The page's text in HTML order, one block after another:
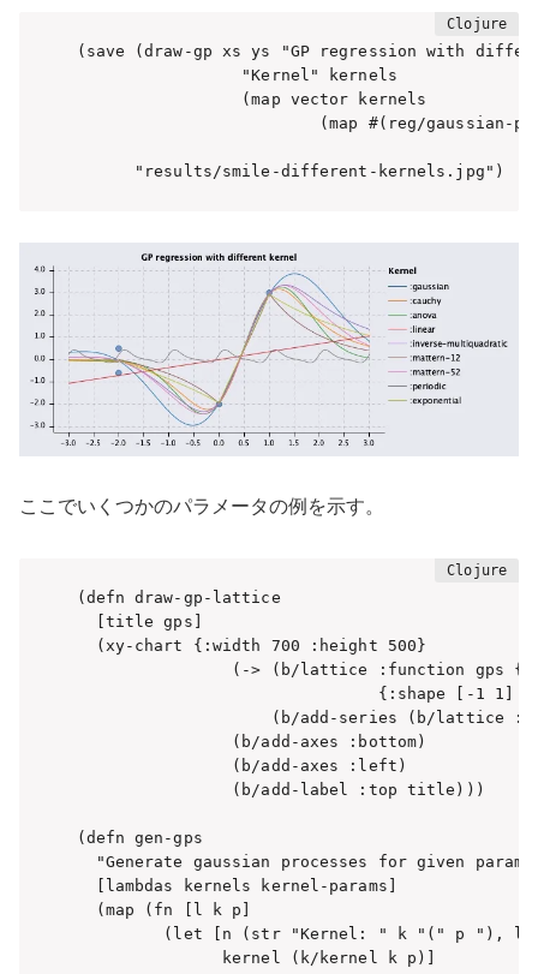
(save (draw-gp xs ys "GP regression with
                 "Kernel" kernels
                 (map vector kernels
(map #(reg/gaussian-
      "results/smile-different-kernels.jpg")
ここでいくつかのパラメータの例を示す。
(defn draw-gp-lattice
  [title gps]
  (xy-chart {:width 700 :height 500}
(-> (b/lattice :function gps
{:shape [-1 1]
(b/add-series (b/lattice
                (b/add-axes :bottom)
                (b/add-axes :left)
                (b/add-label :top title)))
(defn gen-gps
"Generate gaussian processes for given
  [lambdas kernels kernel-params]
  (map (fn [l k p]
(let [n (str "Kernel: " k "(" p "),
               kernel (k/kernel k p)]